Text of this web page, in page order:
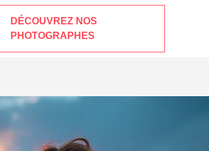
DÉCOUVREZ NOS
PHOTOGRAPHES